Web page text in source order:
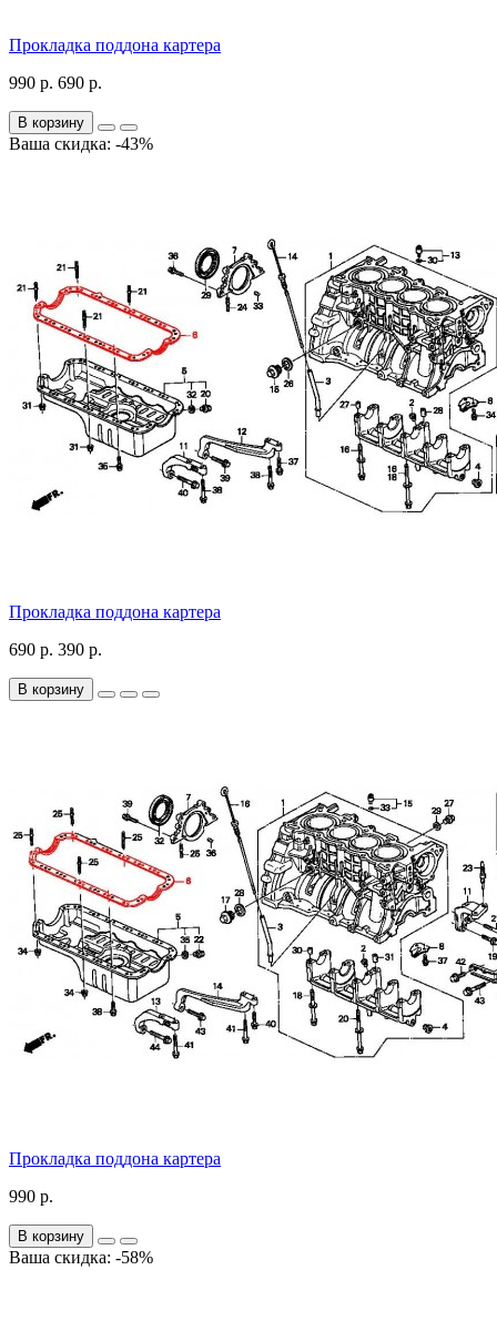
Прокладка поддона картера
990 р. 690 р.
В корзину
Ваша скидка: -43%
Прокладка поддона картера
690 р. 390 р.
В корзину
Прокладка поддона картера
990 р.
В корзину
Ваша скидка: -58%